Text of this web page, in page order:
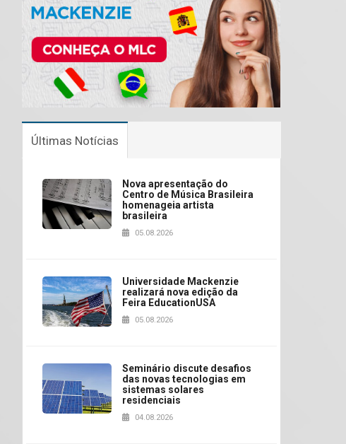
Últimas Notícias
Nova apresentação do
Centro de Música Brasileira
homenageia artista
brasileira
05.08.2026
Universidade Mackenzie
realizará nova edição da
Feira EducationUSA
05.08.2026
Seminário discute desafios
das novas tecnologias em
sistemas solares
residenciais
04.08.2026